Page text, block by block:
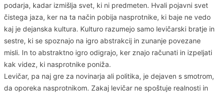
podarja, kadar izmišlja svet, ki ni predmeten. Hvali pojavni svet
čistega jaza, ker na ta način pobija nasprotnike, ki baje ne vedo
kaj je dejanska kultura. Kulturo razumejo samo levičarski bratje in
sestre, ki se spoznajo na igro abstrakcij in zunanje povezane
misli. In to abstraktno igro odigrajo, ker znajo računati in izpeljati
kak videz, ki nasprotnike poniža.
Levičar, pa naj gre za novinarja ali politika, je dejaven s smotrom,
da oporeka nasprotnikom. Zakaj levičar ne spoštuje realnosti in